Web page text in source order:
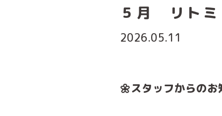
５月 リトミ
2026.05.11
🌼スタッフからのお